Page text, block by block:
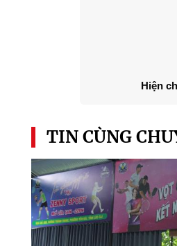
Hiện
TIN CÙNG